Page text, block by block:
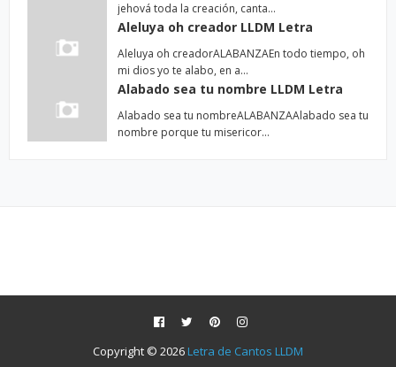
jehová toda la creación, canta…
Aleluya oh creador LLDM Letra
Aleluya oh creadorALABANZAEn todo tiempo, oh
mi dios yo te alabo, en a…
Alabado sea tu nombre LLDM Letra
Alabado sea tu nombreALABANZAAlabado sea tu
nombre porque tu misericor…
Copyright © 2026 Letra de Cantos LLDM